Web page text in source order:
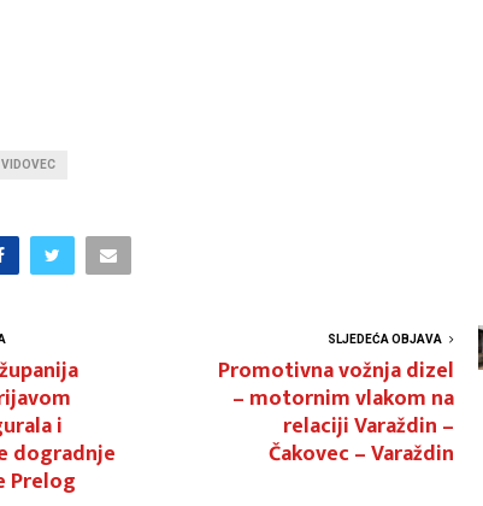
VIDOVEC
i
dogradnje
Prelog
SLJEDEĆA OBJAVA
Promotivna vožnja dizel
– motornim vlakom na
relaciji Varaždin –
Čakovec – Varaždin